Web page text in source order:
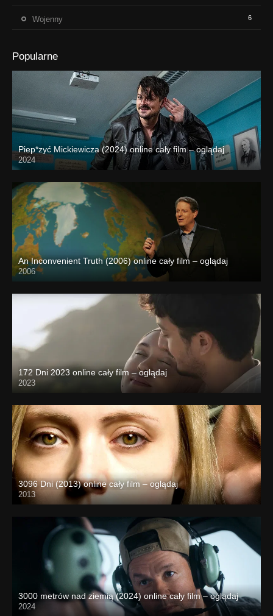
Wojenny 6
Popularne
Piep*zyć Mickiewicza (2024) online cały film – oglądaj
2024
An Inconvenient Truth (2006) online cały film – oglądaj
2006
172 Dni 2023 online cały film – oglądaj
2023
3096 Dni (2013) online cały film – oglądaj
2013
3000 metrów nad ziemią (2024) online cały film – oglądaj
2024